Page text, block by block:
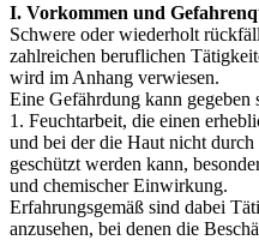
I. Vorkommen und
Schwere oder wiederholt
zahlreichen beruflichen
wird im Anhang verwiesen.
Eine Gefährdung kann gegeben
1. Feuchtarbeit, die einen
und bei der die Haut nicht
geschützt werden kann,
und chemischer Einwirkung.
Erfahrungsgemäß sind dabei
anzusehen, bei denen die